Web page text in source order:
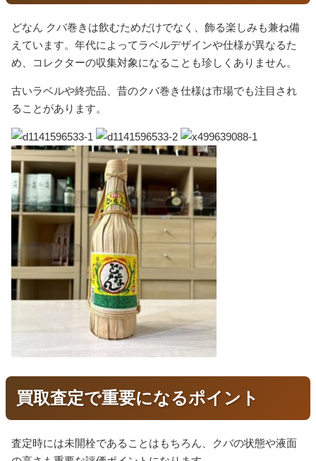
どなん クバ巻きは飲むためだけでなく、飾る楽しみも兼ね備
えています。年代によってラベルデザインや仕様が異なるた
め、コレクターの収集対象になることも珍しくありません。
古いラベルや終売品、昔のクバ巻き仕様は市場でも注目され
ることがあります。
買取査定で重要になるポイント
査定時には未開栓であることはもちろん、クバの状態や液面